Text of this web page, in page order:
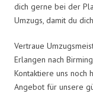
dich gerne bei der
Umzugs, damit du
Vertraue
Erlangen nach
Kontaktiere uns noch
Angebot für unsere